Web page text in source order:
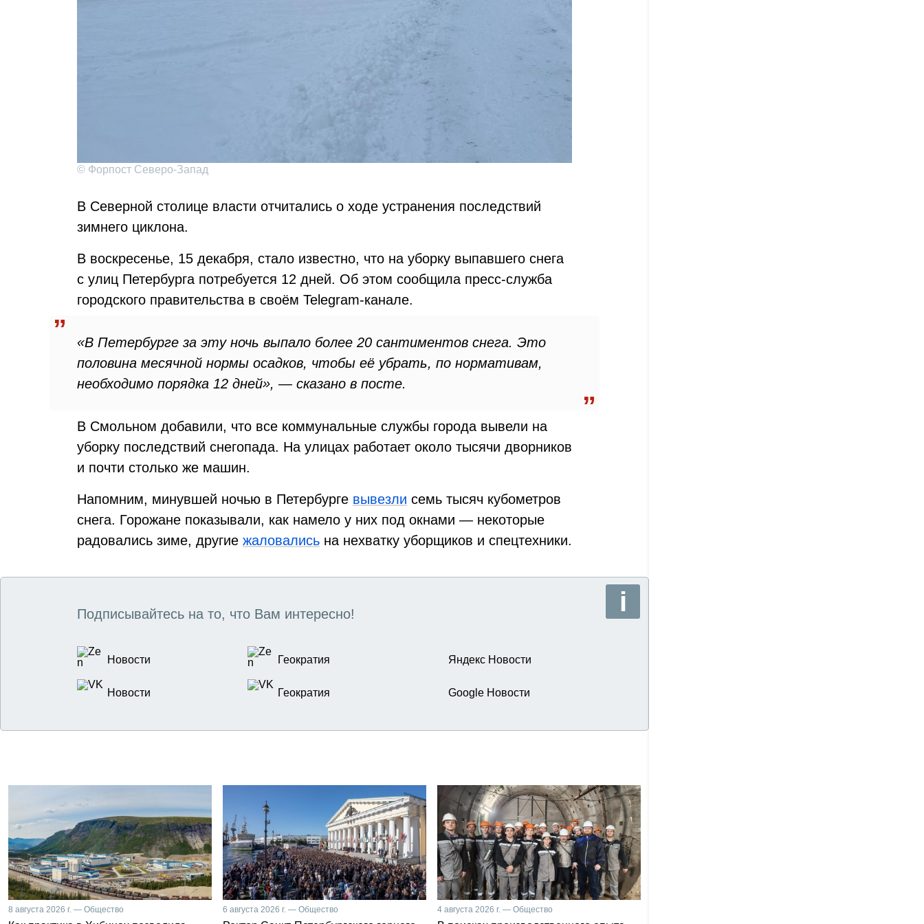
© Форпост Северо-Запад
В Северной столице власти отчитались о ходе устранения последствий
зимнего циклона.
В воскресенье, 15 декабря, стало известно, что на уборку выпавшего снега
с улиц Петербурга потребуется 12 дней. Об этом сообщила пресс-служба
городского правительства в своём Telegram-канале.
«В Петербурге за эту ночь выпало более 20 сантиментов снега. Это
половина месячной нормы осадков, чтобы её убрать, по нормативам,
необходимо порядка 12 дней», — сказано в посте.
В Смольном добавили, что все коммунальные службы города вывели на
уборку последствий снегопада. На улицах работает около тысячи дворников
и почти столько же машин.
Напомним, минувшей ночью в Петербурге вывезли семь тысяч кубометров
снега. Горожане показывали, как намело у них под окнами — некоторые
радовались зиме, другие жаловались на нехватку уборщиков и спецтехники.
Подписывайтесь на то, что Вам интересно!
Новости Геократия Яндекс Новости
Новости Геократия Google Новости
8 августа 2026 г. — Общество 6 августа 2026 г. — Общество 4 августа 2026 г. — Общество